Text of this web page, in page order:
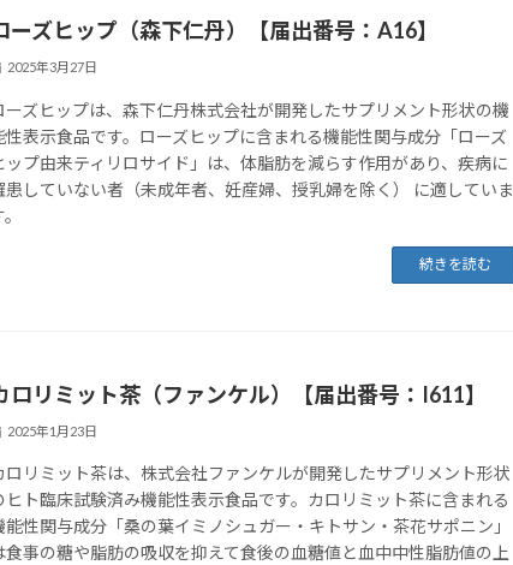
ーズヒップ（森下仁丹）【届出番号：A16】
2025年3月27日
ーズヒップは、森下仁丹株式会社が開発したサプリメント形状の機
性表示食品です。ローズヒップに含まれる機能性関与成分「ローズ
ップ由来ティリロサイド」は、体脂肪を減らす作用があり、疾病に
患していない者（未成年者、妊産婦、授乳婦を除く） に適していま
続きを読む
ロリミット茶（ファンケル）【届出番号：I611】
2025年1月23日
ロリミット茶は、株式会社ファンケルが開発したサプリメント形状
ヒト臨床試験済み機能性表示食品です。カロリミット茶に含まれる
能性関与成分「桑の葉イミノシュガー・キトサン・茶花サポニン」
食事の糖や脂肪の吸収を抑えて食後の血糖値と血中中性脂肪値の上